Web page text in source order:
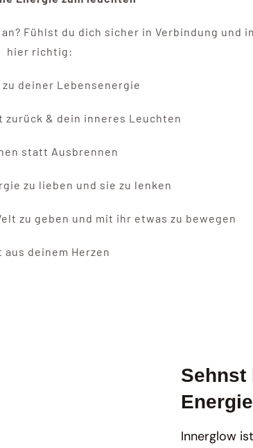
Fühlst du dich sicher in Verbindung und
hier richtig:
zu deiner Lebensenergie
zurück & dein inneres Leuchten
statt Ausbrennen
zu lieben und sie zu lenken
zu geben und mit ihr etwas zu bewegen
aus deinem Herzen
Sehnst
Innerglow